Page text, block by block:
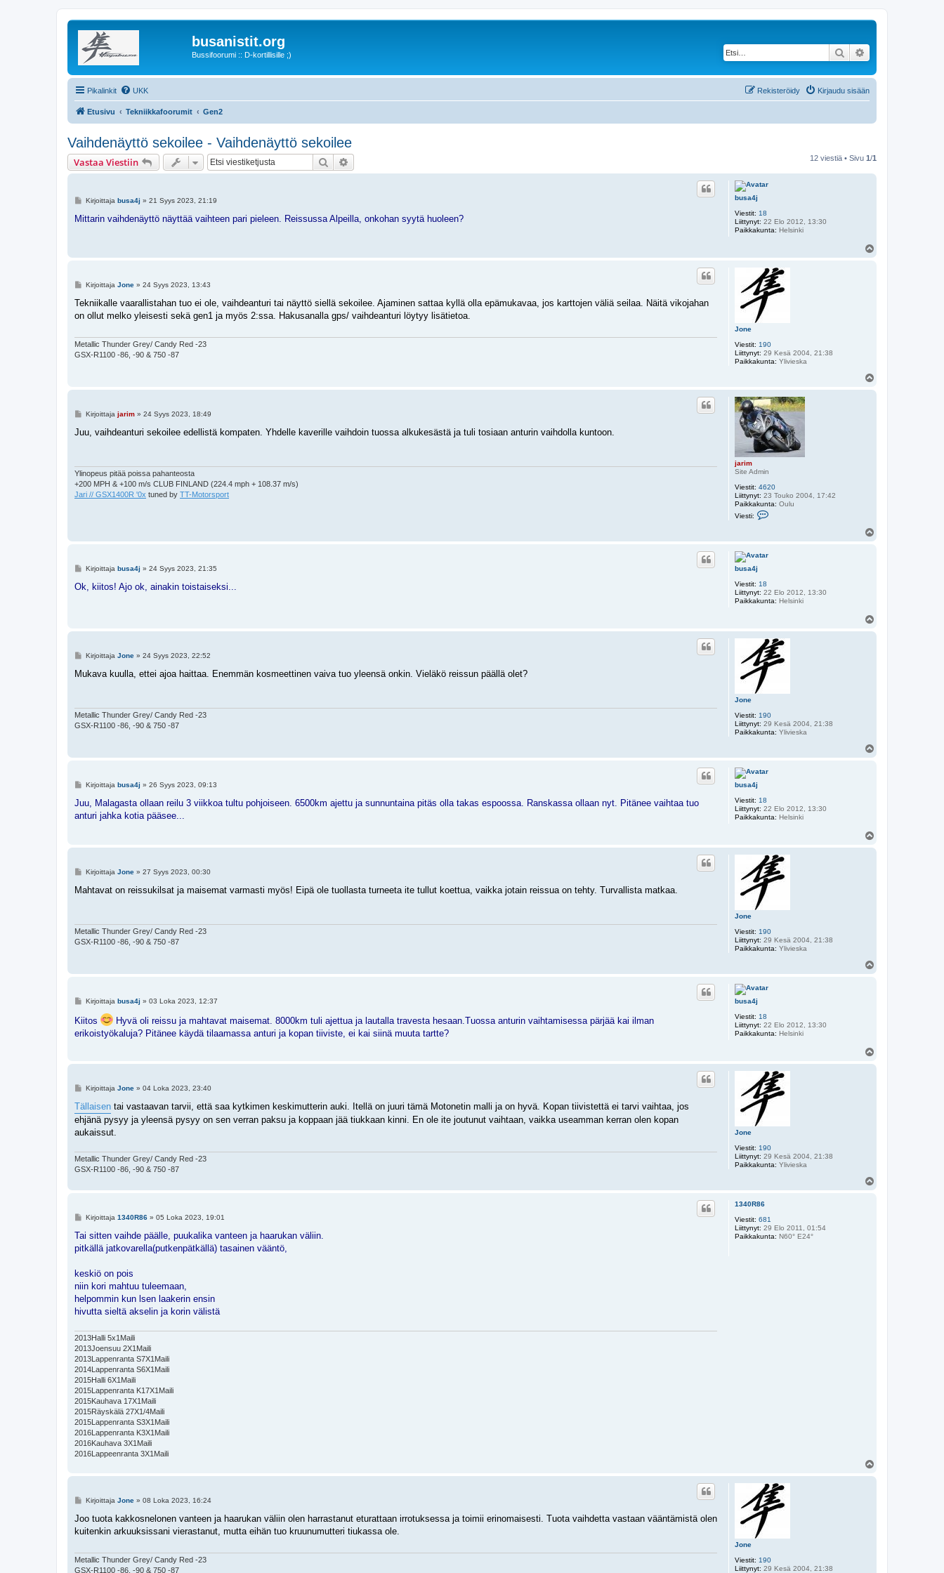
busanistit.org
Bussifoorumi :: D-kortillisille ;) Etsi
Pikalinkit UKK Kirjaudu sisään
Rekisteröidy
Etusivu Tekniikkafoorumit Gen2
Vaihdenäyttö sekoilee - Vaihdenäyttö sekoilee
Vastaa Viestiin Etsi 12 viestiä • Sivu 1/1
busa4j
Viestit: 18
Liittynyt: 22 Elo 2012, 13:30
Paikkakunta: Helsinki
V
e
Kirjoittaja busa4j » 21 Syys 2023, 21:19
Mittarin vaihdenäyttö näyttää vaihteen pari pieleen. Reissussa Alpeilla, onkohan syytä huoleen?
Jone
Viestit: 190
Liittynyt: 29 Kesä 2004, 21:38
Paikkakunta: Ylivieska
V
e
t
Kirjoittaja Jone» 24 Syys 2023, 13:43
Tekniikalle vaarallistahan tuo ei ole, vaihdeanturi tai näyttö siellä sekoilee. Ajaminen sattaa kyllä olla epämukavaa, jos karttojen väliä seilaa. Näitä vikojahan
on ollut melko yleisesti sekä gen1 ja myös 2:ssa. Hakusanalla gps/ vaihdeanturi löytyy lisätietoa.
Metallic Thunder Grey/ Candy Red -23
GSX-R1100 -86, -90 & 750 -87
jarim
Site Admin
Viestit: 4620
Liittynyt: 23 Touko 2004, 17:42
Paikkakunta: Oulu
Viesti:
m
V
e
Kirjoittaja jarim» 24 Syys 2023, 18:49
Juu, vaihdeanturi sekoilee edellistä kompaten. Yhdelle kaverille vaihdoin tuossa alkukesästä ja tuli tosiaan anturin vaihdolla kuntoon.
Ylinopeus pitää poissa pahanteosta
+200 MPH & +100 m/s CLUB FINLAND (224.4 mph + 108.37 m/s)
Jari // GSX1400R '0x tuned by TT-Motorsport
busa4j
Viestit: 18
Liittynyt: 22 Elo 2012, 13:30
Paikkakunta: Helsinki
V
e
Kirjoittaja busa4j » 24 Syys 2023, 21:35
Ok, kiitos! Ajo ok, ainakin toistaiseksi...
Jone
Viestit: 190
Liittynyt: 29 Kesä 2004, 21:38
Paikkakunta: Ylivieska
V
e
Kirjoittaja Jone» 24 Syys 2023, 22:52
Mukava kuulla, ettei ajoa haittaa. Enemmän kosmeettinen vaiva tuo yleensä onkin. Vieläkö reissun päällä olet?
Metallic Thunder Grey/ Candy Red -23
GSX-R1100 -86, -90 & 750 -87
busa4j
Viestit: 18
Liittynyt: 22 Elo 2012, 13:30
Paikkakunta: Helsinki
V
e
t
Kirjoittaja busa4j » 26 Syys 2023, 09:13
Juu, Malagasta ollaan reilu 3 viikkoa tultu pohjoiseen. 6500km ajettu ja sunnuntaina pitäs olla takas espoossa. Ranskassa ollaan nyt. Pitänee vaihtaa tuo
anturi jahka kotia pääsee...
Jone
Viestit: 190
Liittynyt: 29 Kesä 2004, 21:38
Paikkakunta: Ylivieska
V
e
Kirjoittaja Jone» 27 Syys 2023, 00:30
Mahtavat on reissukilsat ja maisemat varmasti myös! Eipä ole tuollasta turneeta ite tullut koettua, vaikka jotain reissua on tehty. Turvallista matkaa.
Metallic Thunder Grey/ Candy Red -23
GSX-R1100 -86, -90 & 750 -87
busa4j
Viestit: 18
Liittynyt: 22 Elo 2012, 13:30
Paikkakunta: Helsinki
V
e
s
t
Kirjoittaja busa4j » 03 Loka 2023, 12:37
Kiitos
Hyvä oli reissu ja mahtavat maisemat. 8000km tuli ajettua ja lautalla travesta hesaan.Tuossa anturin vaihtamisessa pärjää kai ilman
erikoistyökaluja? Pitänee käydä tilaamassa anturi ja kopan tiiviste, ei kai siinä muuta tartte?
Jone
Viestit: 190
Liittynyt: 29 Kesä 2004, 21:38
Paikkakunta: Ylivieska
V
e
s
t
i
Kirjoittaja Jone» 04 Loka 2023, 23:40
Tällaisen tai vastaavan tarvii, että saa kytkimen keskimutterin auki. Itellä on juuri tämä Motonetin malli ja on hyvä. Kopan tiivistettä ei tarvi vaihtaa, jos
ehjänä pysyy ja yleensä pysyy on sen verran paksu ja koppaan jää tiukkaan kinni. En ole ite joutunut vaihtaan, vaikka useamman kerran olen kopan
aukaissut.
Metallic Thunder Grey/ Candy Red -23
GSX-R1100 -86, -90 & 750 -87
1340R86
Viestit: 681
Liittynyt: 29 Elo 2011, 01:54
Paikkakunta: N60° E24°
V
e
t
Kirjoittaja 1340R86» 05 Loka 2023, 19:01
Tai sitten vaihde päälle, puukalika vanteen ja haarukan väliin.
pitkällä jatkovarella(putkenpätkällä) tasainen vääntö,
keskiö on pois
niin kori mahtuu tuleemaan,
helpommin kun lsen laakerin ensin
hivutta sieltä akselin ja korin välistä
2013Halli 5x1Maili
2013Joensuu 2X1Maili
2013Lappenranta S7X1Maili
2014Lappenranta S6X1Maili
2015Halli 6X1Maili
2015Lappenranta K17X1Maili
2015Kauhava 17X1Maili
2015Räyskälä 27X1/4Maili
2015Lappenranta S3X1Maili
2016Lappenranta K3X1Maili
2016Kauhava 3X1Maili
2016Lappeenranta 3X1Maili
Jone
Viestit: 190
Liittynyt: 29 Kesä 2004, 21:38
V
e
t
Kirjoittaja Jone» 08 Loka 2023, 16:24
Joo tuota kakkosnelonen vanteen ja haarukan väliin olen harrastanut eturattaan irrotuksessa ja toimii erinomaisesti. Tuota vaihdetta vastaan vääntämistä olen
kuitenkin arkuuksissani vierastanut, mutta eihän tuo kruunumutteri tiukassa ole.
Metallic Thunder Grey/ Candy Red -23
GSX-R1100 -86, -90 & 750 -87